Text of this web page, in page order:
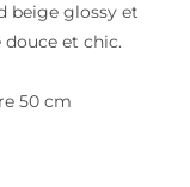
beige glossy et
et chic.
50 cm